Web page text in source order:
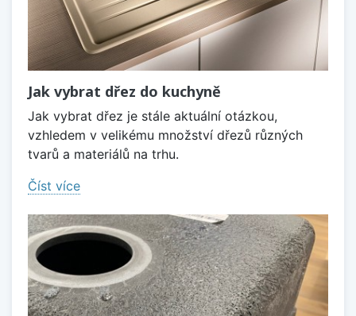
Jak vybrat dřez do kuchyně
Jak vybrat dřez je stále aktuální otázkou,
vzhledem v velikému množství dřezů různých
tvarů a materiálů na trhu.
Číst více